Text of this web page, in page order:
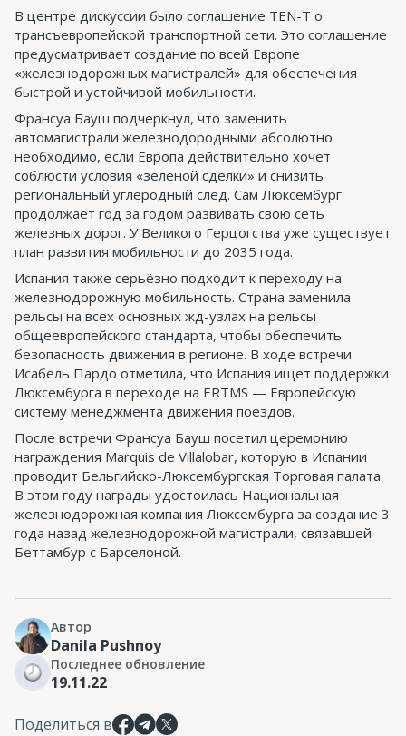
В центре дискуссии было соглашение TEN-T о
трансъевропейской транспортной сети. Это соглашение
предусматривает создание по всей Европе
«железнодорожных магистралей» для обеспечения
быстрой и устойчивой мобильности.
Франсуа Бауш подчеркнул, что заменить
автомагистрали железнодородными абсолютно
необходимо, если Европа действительно хочет
соблюсти условия «зелёной сделки» и снизить
региональный углеродный след. Сам Люксембург
продолжает год за годом развивать свою сеть
железных дорог. У Великого Герцогства уже существует
план развития мобильности до 2035 года.
Испания также серьёзно подходит к переходу на
железнодорожную мобильность. Страна заменила
рельсы на всех основных жд-узлах на рельсы
общеевропейского стандарта, чтобы обеспечить
безопасность движения в регионе. В ходе встречи
Исабель Пардо отметила, что Испания ищет поддержки
Люксембурга в переходе на ERTMS — Европейскую
систему менеджмента движения поездов.
После встречи Франсуа Бауш посетил церемонию
награждения Marquis de Villalobar, которую в Испании
проводит Бельгийско-Люксембургская Торговая палата.
В этом году награды удостоилась Национальная
железнодорожная компания Люксембурга за создание 3
года назад железнодорожной магистрали, связавшей
Беттамбур с Барселоной.
Автор
Danila Pushnoy
Последнее обновление
19.11.22
Поделиться в